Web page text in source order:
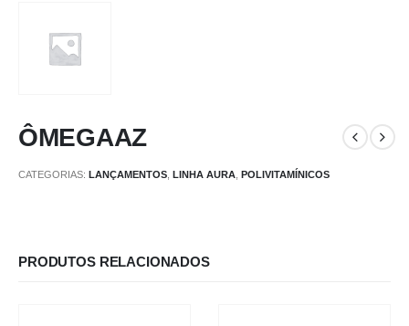
ÔMEGAAZ
CATEGORIAS: LANÇAMENTOS LINHA AURA POLIVITAMÍNICOS
PRODUTOS RELACIONADOS